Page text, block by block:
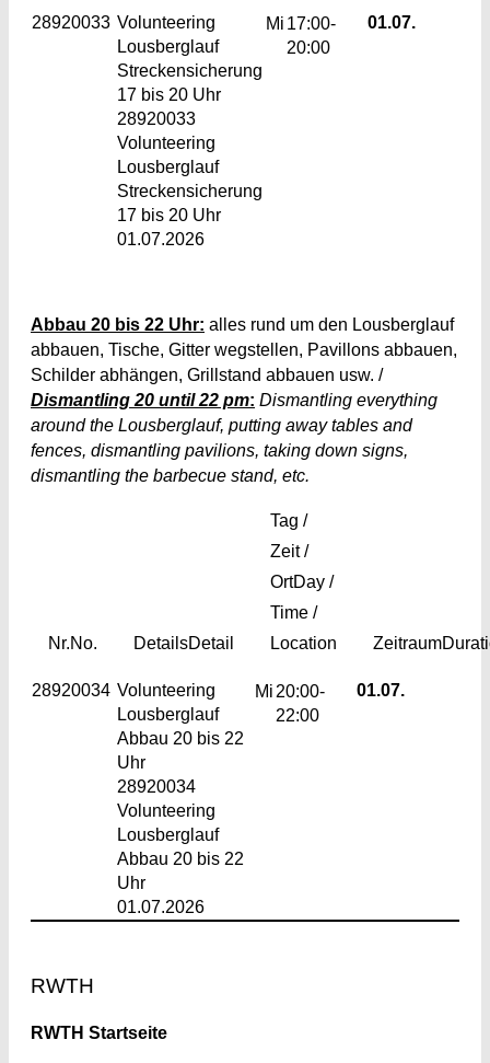
28920033 Volunteering
Lousberglauf
Streckensicherung
17 bis 20 Uhr
28920033
Volunteering
Lousberglauf
Streckensicherung
17 bis 20 Uhr
01.07.2026
Mi 17:00-
20:00
01.07.
Abbau 20 bis 22 Uhr: alles rund um den Lousberglauf
abbauen, Tische, Gitter wegstellen, Pavillons abbauen,
Schilder abhängen, Grillstand abbauen usw. /
Dismantling 20 until 22 pm: Dismantling everything
around the Lousberglauf, putting away tables and
fences, dismantling pavilions, taking down signs,
dismantling the barbecue stand, etc.
Nr.No. DetailsDetail
Tag /
Zeit /
OrtDay /
Time /
Location
Zeitraum
28920034 Volunteering
Lousberglauf
Abbau 20 bis 22
Uhr
28920034
Volunteering
Lousberglauf
Abbau 20 bis 22
Uhr
01.07.2026
Mi 20:00-
22:00
01.07.
RWTH
RWTH Startseite